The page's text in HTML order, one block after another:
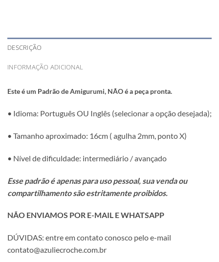
DESCRIÇÃO
INFORMAÇÃO ADICIONAL
Este é um Padrão de Amigurumi, NÃO é a peça pronta.
• Idioma: Português OU Inglês (selecionar a opção desejada);
• Tamanho aproximado: 16cm ( agulha 2mm, ponto X)
• Nível de dificuldade: intermediário / avançado
Esse padrão é apenas para uso pessoal, sua venda ou
compartilhamento são estritamente proibidos.
NÃO ENVIAMOS POR E-MAIL E WHATSAPP
DÚVIDAS: entre em contato conosco pelo e-mail
contato@azuliecroche.com.br